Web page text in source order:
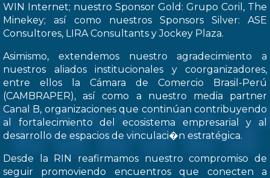
WIN Internet; nuestro Sponsor Gold: Grupo Coril, The
Minekey; así como nuestros Sponsors Silver: ASE
Consultores, LIRA Consultants y Jockey Plaza.
Asimismo, extendemos nuestro agradecimiento a
nuestros aliados institucionales y coorganizadores,
entre ellos la Cámara de Comercio Brasil-Perú
(CAMBRAPER), así como a nuestro media partner
Canal B, organizaciones que continúan contribuyendo
al fortalecimiento del ecosistema empresarial y al
desarrollo de espacios de vinculaci�n estratégica.
Desde la RIN reafirmamos nuestro compromiso de
seguir promoviendo encuentros que conecten a